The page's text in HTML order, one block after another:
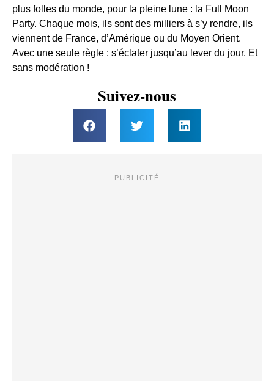
plus folles du monde, pour la pleine lune : la Full Moon
Party. Chaque mois, ils sont des milliers à s’y rendre, ils
viennent de France, d’Amérique ou du Moyen Orient.
Avec une seule règle : s’éclater jusqu’au lever du jour. Et
sans modération !
Suivez-nous
— PUBLICITÉ —